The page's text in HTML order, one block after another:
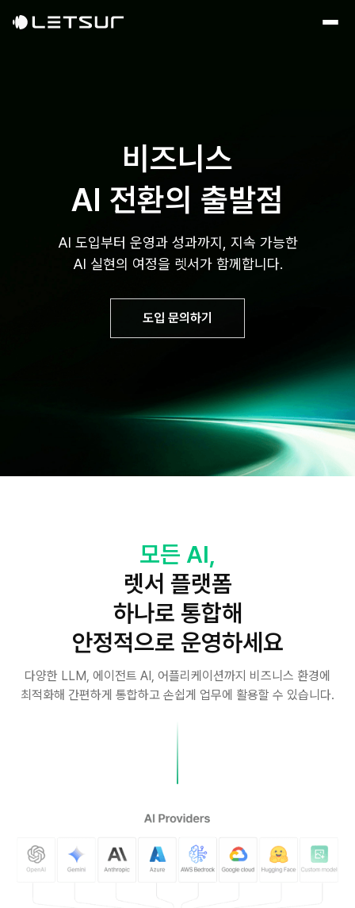
비즈니스
AI 전환의 출발점
AI 도입부터 운영과 성과까지, 지속 가능한
AI 실현의 여정을 렛서가 함께합니다.
도입 문의하기
모든 AI,
렛서 플랫폼
하나로 통합해
안정적으로 운영하세요
다양한 LLM, 에이전트 AI, 어플리케이션까지 비즈니스 환경에
최적화해 간편하게 통합하고 손쉽게 업무에 활용할 수 있습니다.